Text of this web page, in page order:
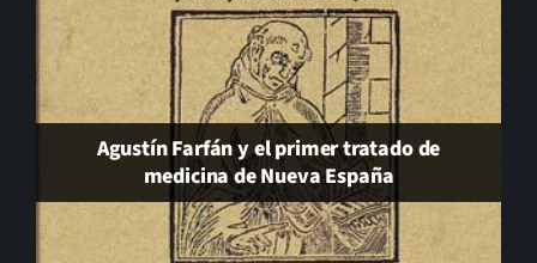
Agustín Farfán y el primer tratado de
medicina de Nueva España
Será de noche. J. J. Díaz Trillo. Hiperión 2026